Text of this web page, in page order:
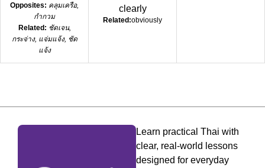
Opposites: คลุมเครือ,
กำกวม
Related: ชัดเจน,
กระจ่าง, แจ่มแจ้ง, ชัด
แจ้ง
clearly
Related:obviously
Learn practical Thai with
clear, real-world lessons
designed for everyday